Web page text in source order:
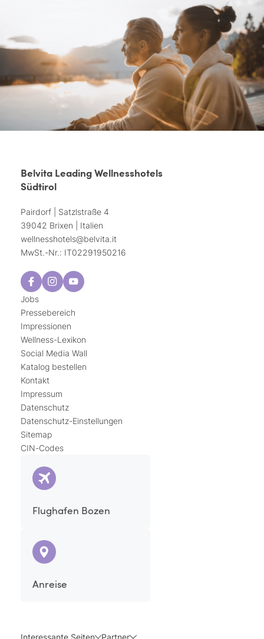
Belvita Leading Wellnesshotels
Südtirol
Pairdorf | Satzlstraße 4
39042 Brixen | Italien
wellnesshotels@belvita.it
MwSt.-Nr.: IT02291950216
Jobs
Pressebereich
Impressionen
Wellness-Lexikon
Social Media Wall
Katalog bestellen
Kontakt
Impressum
Datenschutz
Datenschutz-Einstellungen
Sitemap
CIN-Codes
Flughafen Bozen
Anreise
Interessante Seiten Partner